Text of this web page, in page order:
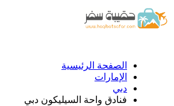
الصفحة الرئيسية
الإمارات
دبي
فنادق واحة السيليكون دبي